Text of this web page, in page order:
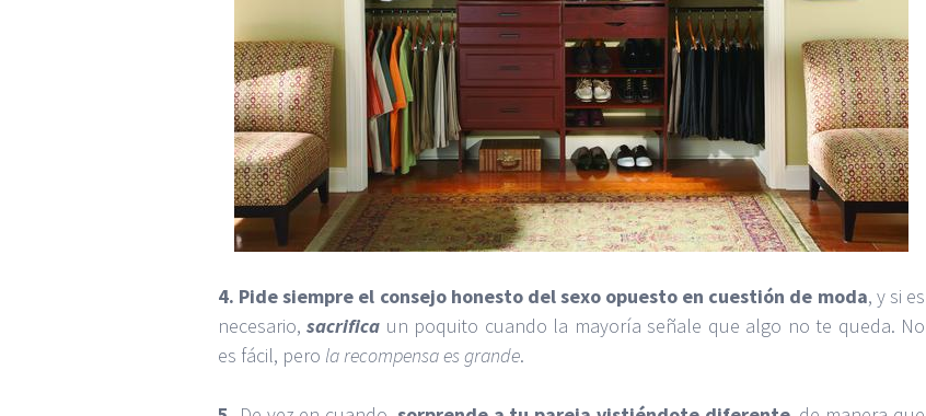
4. Pide siempre el consejo honesto del sexo opuesto en cuestión de moda, y si es
necesario,sacrifica un poquito cuando la mayoría señale que algo no te queda. No
es fácil, pero la recompensa es grande.